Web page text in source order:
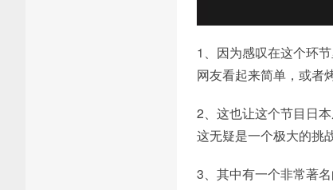
1、因为感叹在这个环
网友看起来简单，或者
2、这也让这个节目日
这无疑是一个极大的挑
3、其中有一个非常著